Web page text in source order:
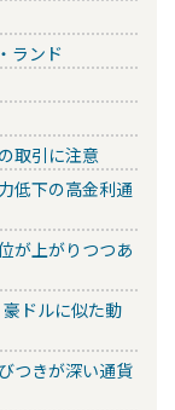
ランド
取引に注意
低下の高金利通
が上がりつつあ
ドルに似た動
つきが深い通貨